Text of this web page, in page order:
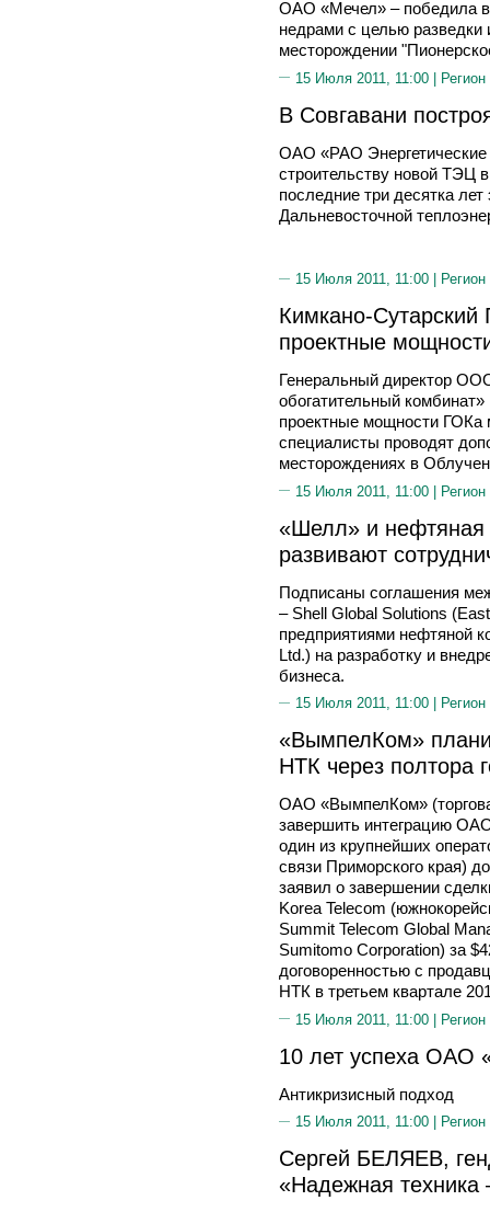
ОАО «Мечел» – победила в
недрами с целью
месторождении
15 Июля 2011, 11:00 | Регион
В Совгавани
ОАО «РАО Энергетические
строительству новой ТЭЦ
последние три десятка
Дальневосточной
15 Июля 2011, 11:00 |
Кимкано-Сутарский
проектные
Генеральный директор
обогатительный
проектные мощности ГОКа
специалисты проводят
месторождениях в
15 Июля 2011, 11:00 | Регион
«Шелл» и нефтяная
развивают
Подписаны соглашения
– Shell Global Solutions
предприятиями нефтяной
Ltd.) на разработку и
бизнеса.
15 Июля 2011, 11:00 |
«ВымпелКом»
НТК через полтора
ОАО «ВымпелКом»
завершить интеграцию
один из крупнейших
связи Приморского края)
заявил о завершении
Korea Telecom
Summit Telecom Global
Sumitomo Corporation) за
договоренностью с
НТК в третьем квартале
15 Июля 2011, 11:00 | Регион
10 лет успеха ОАО
Антикризисный подход
15 Июля 2011, 11:00 |
Сергей БЕЛЯЕВ,
«Надежная техника